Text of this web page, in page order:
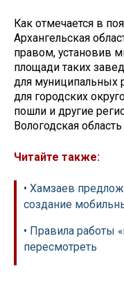
Как отмечается в
Архангельская
правом, установив
площади таких
для муниципальных
для городских
пошли и другие
Вологодская
Читайте также:
• Хамзаев
создание
• Правила работы
пересмотреть